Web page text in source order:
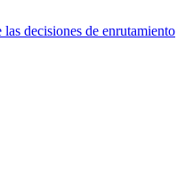
decisiones de enrutamiento